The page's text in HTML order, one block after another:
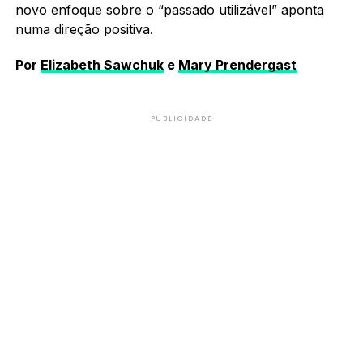
novo enfoque sobre o “passado utilizável” aponta
numa direção positiva.
Por Elizabeth Sawchuke Mary Prendergast
PUBLICIDADE